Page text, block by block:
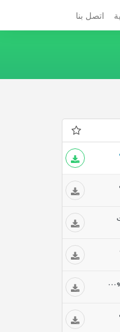
اتصل بنا
سورة آل عمران عبد الله عواد الجهني تلاوات